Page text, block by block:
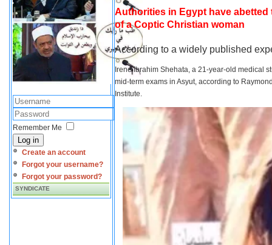
Remember Me
Log in
Create an account
Forgot your username?
Forgot your password?
SYNDICATE
Authorities in Egypt have
of a Coptic Christian woman
According to a widely published
Irene Ibrahim Shehata, a 21-year-old medical
mid-term exams in Asyut, according to
Institute.